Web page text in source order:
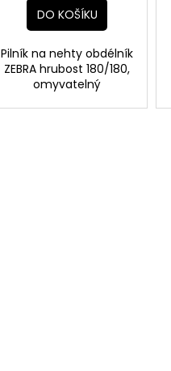
DO KOŠÍKU
Pilník na nehty obdélník
ZEBRA hrubost 180/180,
omyvatelný